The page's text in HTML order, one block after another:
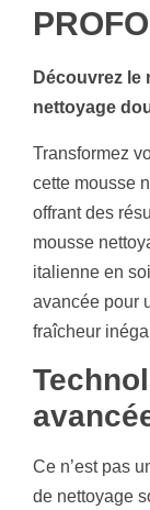
Découvrez le
nettoyage
Transformez
cette mousse
offrant des
mousse
italienne en
avancée pour
fraîcheur
Ce n’est pas
de nettoyage